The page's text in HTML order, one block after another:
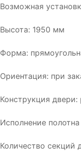
Возможная
Высота: 1950 мм
Форма:
Ориентация: при
Конструкция двери:
Исполнение
Количество секций